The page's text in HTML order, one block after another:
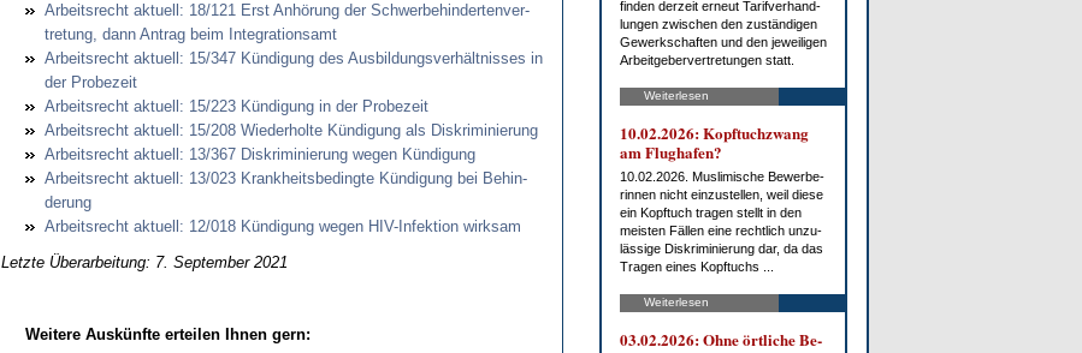
Ar­beits­recht ak­tu­ell: 18/121 Erst An­hö­rung der Schwer­be­hin­der­ten­ver­
tre­tung, dann An­trag beim In­te­gra­ti­ons­amt
Ar­beits­recht ak­tu­ell: 15/347 Kündi­gung des Aus­bil­dungs­verhält­nis­ses in
der Pro­be­zeit
Ar­beits­recht ak­tu­ell: 15/223 Kündi­gung in der Pro­be­zeit
Ar­beits­recht ak­tu­ell: 15/208 Wie­der­hol­te Kündi­gung als Dis­kri­mi­nie­rung
Ar­beits­recht ak­tu­ell: 13/367 Dis­kri­mi­nie­rung we­gen Kündi­gung
Ar­beits­recht ak­tu­ell: 13/023 Krank­heits­be­ding­te Kündi­gung bei Be­hin­
de­rung
Ar­beits­recht ak­tu­ell: 12/018 Kündi­gung we­gen HIV-In­fek­ti­on wirk­sam
Letzte Überarbeitung: 7. September 2021
Weitere Auskünfte erteilen Ihnen gern:
fin­den der­zeit er­neut Ta­rif­ver­hand­
lun­gen zwi­schen den zu­stän­di­gen
Ge­werk­schaf­ten und den je­wei­li­gen
Ar­beit­ge­ber­ver­tre­tun­gen statt.
Weiterlesen
10.02.2026: Kopf­tuch­zwang
am Flug­ha­fen?
10.02.2026. Mus­li­mi­sche Be­wer­be­
rin­nen nicht ein­zu­stel­len, weil die­se
ein Kopf­tuch tra­gen stellt in den
meis­ten Fäl­len ei­ne recht­lich un­zu­
läs­si­ge Dis­kri­mi­nie­rung dar, da das
Tra­gen ei­nes Kopf­tuchs ...
Weiterlesen
03.02.2026: Oh­ne ört­li­che Be­